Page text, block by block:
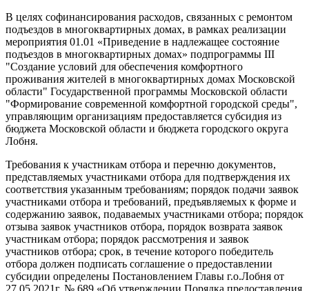
В целях софинансирования расходов, связанных с ремонтом
подъездов в многоквартирных домах, в рамках реализации
мероприятия 01.01 «Приведение в надлежащее состояние
подъездов в многоквартирных домах» подпрограммы III
"Создание условий для обеспечения комфортного
проживания жителей в многоквартирных домах Московской
области" Государственной программы Московской области
"Формирование современной комфортной городской среды",
управляющим организациям предоставляется субсидия из
бюджета Московской области и бюджета городского округа
Лобня.
Требования к участникам отбора и перечню документов,
представляемых участниками отбора для подтверждения их
соответствия указанным требованиям; порядок подачи заявок
участниками отбора и требований, предъявляемых к форме и
содержанию заявок, подаваемых участниками отбора; порядок
отзыва заявок участников отбора, порядок возврата заявок
участникам отбора; порядок рассмотрения и заявок
участников отбора; срок, в течение которого победитель
отбора должен подписать соглашение о предоставлении
субсидии определены Постановлением Главы г.о.Лобня от
27.05.2021г. № 689 «Об утверждении Порядка предоставления